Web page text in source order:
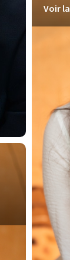
Voir